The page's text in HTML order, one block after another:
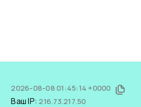
2026-08-08 01:45:14 +0000
Ваш IP:216.73.217.50